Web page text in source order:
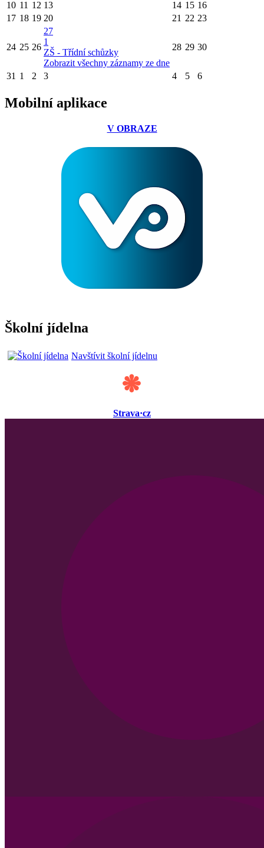
10 11 12 13 14 15 16
17 18 19 20 21 22 23
24 25 26
27
1
ZŠ - Třídní schůzky
Zobrazit všechny záznamy ze dne
28 29 30
31 1 2 3 4 5 6
Mobilní aplikace
V OBRAZE
Školní jídelna
Navštívit školní jídelnu
Strava·cz